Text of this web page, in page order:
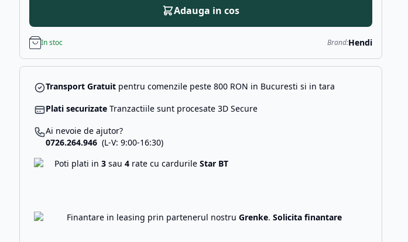
Adauga in cos
In stoc Brand:Hendi
Transport Gratuit pentru comenzile peste 800 RON in Bucuresti si in tara
Plati securizate Tranzactiile sunt procesate 3D Secure
Ai nevoie de ajutor?
0726.264.946 (L-V: 9:00-16:30)
Poti plati in 3 sau 4 rate cu cardurile Star BT
Finantare in leasing prin partenerul nostru Grenke. Solicita finantare